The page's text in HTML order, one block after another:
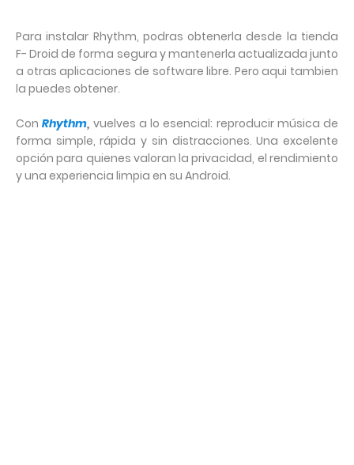
Para instalar Rhythm, podras obtenerla desde la tienda
F- Droid de forma segura y mantenerla actualizada junto
a otras aplicaciones de software libre. Pero aqui tambien
la puedes obtener.
ConRhythm, vuelves a lo esencial: reproducir música de
forma simple, rápida y sin distracciones. Una excelente
opción para quienes valoran la privacidad, el rendimiento
y una experiencia limpia en su Android.